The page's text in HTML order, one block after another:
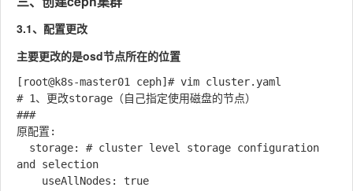
3.1、配置更改
主要更改的是osd节点所在的位置
[root@k8s-master01 ceph]# vim cluster.yaml
# 1、更改storage（自己指定使用磁盘的节点）
###
原配置:
and selection